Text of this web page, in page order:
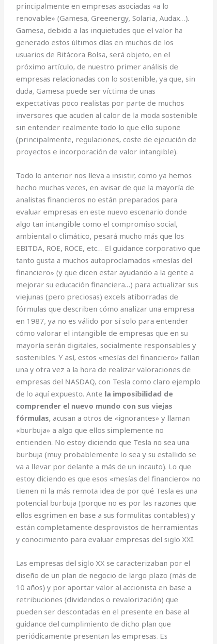
principalmente en empresas asociadas «a lo
renovable» (Gamesa, Greenergy, Solaria, Audax…).
Gamesa, debido a las inquietudes que el valor ha
generado estos últimos días en muchos de los
usuarios de Bitácora Bolsa, será objeto, en el
próximo artículo, de nuestro primer análisis de
empresas relacionadas con lo sostenible, ya que, sin
duda, Gamesa puede ser víctima de unas
expectativas poco realistas por parte de muchos
inversores que acuden al calor de la moda sostenible
sin entender realmente todo lo que ello supone
(principalmente, regulaciones, coste de ejecución de
proyectos e incorporación de valor intangible).
Todo lo anterior nos lleva a insistir, como ya hemos
hecho muchas veces, en avisar de que la mayoría de
analistas financieros no están preparados para
evaluar empresas en este nuevo escenario donde
algo tan intangible como el compromiso social,
ambiental o climático, pesará mucho más que los
EBITDA, ROE, ROCE, etc… El guidance corporativo que
tanto gusta a muchos autoproclamados «mesías del
financiero» (y que dicen estar ayudando a la gente a
mejorar su educación financiera…) para actualizar sus
viejunas (pero preciosas) excels atiborradas de
fórmulas que describen cómo analizar una empresa
en 1987, ya no es válido por sí solo para entender
cómo valorar el intangible de empresas que en su
mayoría serán digitales, socialmente responsables y
sostenibles. Y así, estos «mesías del financiero» fallan
una y otra vez a la hora de realizar valoraciones de
empresas del NASDAQ, con Tesla como claro ejemplo
de lo aquí expuesto. Ante la imposibilidad de
comprender el nuevo mundo con sus viejas
fórmulas, acusan a otros de «ignorantes» y llaman
«burbuja» a algo que ellos simplemente no
entienden. No estoy diciendo que Tesla no sea una
burbuja (muy probablemente lo sea y su estallido se
va a llevar por delante a más de un incauto). Lo que
estoy diciendo es que esos «mesías del financiero» no
tienen ni la más remota idea de por qué Tesla es una
potencial burbuja (porque no es por las razones que
ellos esgrimen en base a sus formulitas contables) y
están completamente desprovistos de herramientas
y conocimiento para evaluar empresas del siglo XXI.
Las empresas del siglo XX se caracterizaban por el
diseño de un plan de negocio de largo plazo (más de
10 años) y por aportar valor al accionista en base a
retribuciones (dividendos o revalorización) que
pueden ser descontadas en el presente en base al
guidance del cumplimiento de dicho plan que
periódicamente presentan las empresas. Es